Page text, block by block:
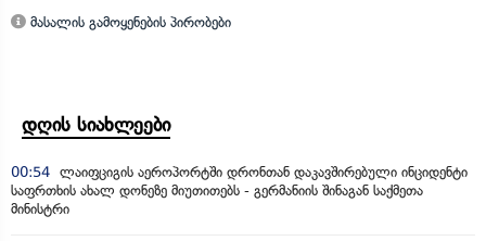
მასალის გამოყენების პირობები
დღის სიახლეები
00:54 ლაიფციგის აეროპორტში დრონთან დაკავშირებული ინციდენტი
საფრთხის ახალ დონეზე მიუთითებს - გერმანიის შინაგან საქმეთა
მინისტრი